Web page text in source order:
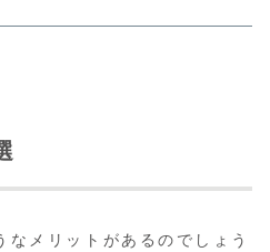
なメリットがあるのでしょう